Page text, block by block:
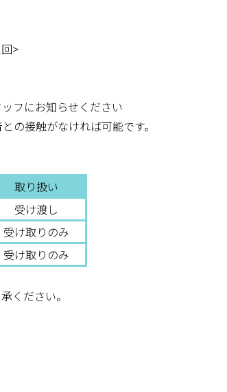
>
フにお知らせください
の接触がなければ可能です。
取り扱い
受け渡し
受け取りのみ
受け取りのみ
ください。